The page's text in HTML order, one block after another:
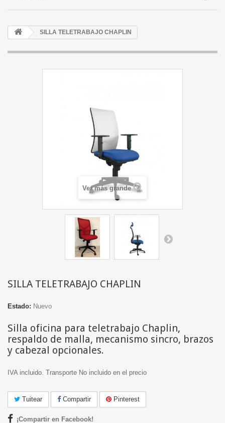
SILLA TELETRABAJO CHAPLIN
Ver más grande
SILLA TELETRABAJO CHAPLIN
Estado: Nuevo
Silla oficina para teletrabajo Chaplin,
respaldo de malla, mecanismo sincro, brazos
y cabezal opcionales.
IVA incluido. Transporte No incluido en el precio
Tuitear Compartir Pinterest
¡Compartir en Facebook!